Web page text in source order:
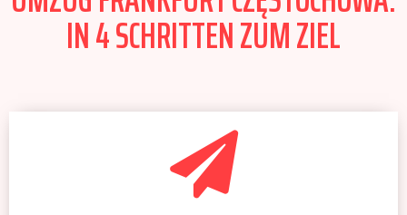
IN 4 SCHRITTEN ZUM ZIEL